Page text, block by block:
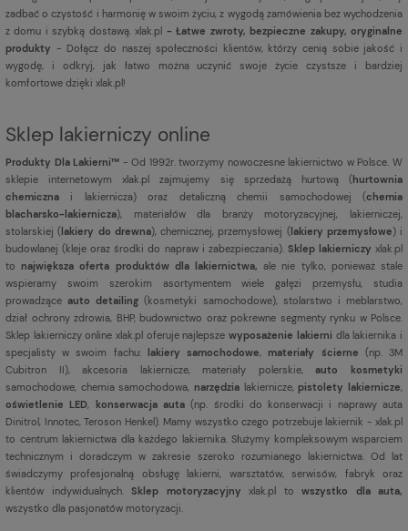
zadbać o czystość i harmonię w swoim życiu, z wygodą zamówienia bez wychodzenia
z domu i szybką dostawą. xlak.pl - Łatwe zwroty, bezpieczne zakupy, oryginalne
produkty - Dołącz do naszej społeczności klientów, którzy cenią sobie jakość i
wygodę, i odkryj, jak łatwo można uczynić swoje życie czystsze i bardziej
komfortowe dzięki xlak.pl!
Sklep lakierniczy online
Produkty Dla Lakierni™ - Od 1992r. tworzymy nowoczesne lakiernictwo w Polsce. W
sklepie internetowym xlak.pl zajmujemy się sprzedażą hurtową (hurtownia
chemiczna i lakiernicza) oraz detaliczną chemii samochodowej (chemia
blacharsko-lakiernicza), materiałów dla branży motoryzacyjnej, lakierniczej,
stolarskiej (lakiery do drewna), chemicznej, przemysłowej (lakiery przemysłowe) i
budowlanej (kleje oraz środki do napraw i zabezpieczania). Sklep lakierniczy xlak.pl
tonajwiększa oferta produktów dla lakiernictwa,ale nie tylko, ponieważ stale
wspieramy swoim szerokim asortymentem wiele gałęzi przemysłu, studia
prowadząceauto detailing(kosmetyki samochodowe), stolarstwo i meblarstwo,
dział ochrony zdrowia, BHP, budownictwo oraz pokrewne segmenty rynku w Polsce.
Sklep lakierniczy online xlak.pl oferuje najlepszewyposażenie lakierni dla lakiernika i
specjalisty w swoim fachu: lakiery samochodowe ,materiały ścierne (np. 3M
Cubitron II), akcesoria lakiernicze, materiały polerskie,auto kosmetyki
samochodowe, chemia samochodowa, narzędzia lakiernicze,pistolety lakiernicze
oświetlenie LED
konserwacja auta(np. środki do konserwacji i naprawy auta
Dinitrol, Innotec, Teroson Henkel). Mamy wszystko czego potrzebuje lakiernik - xlak.pl
to centrum lakiernictwa dla każdego lakiernika. Służymy kompleksowym wsparciem
technicznym i doradczym w zakresie szeroko rozumianego lakiernictwa. Od lat
świadczymy profesjonalną obsługę lakierni, warsztatów, serwisów, fabryk oraz
klientów indywidualnych. Sklep motoryzacyjny xlak.pl to wszystko dla auta,
wszystko dla pasjonatów motoryzacji.